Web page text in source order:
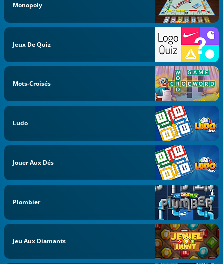
Monopoly
Jeux De Quiz
Mots-Croisés
Ludo
Jouer Aux Dés
Plombier
Jeu Aux Diamants